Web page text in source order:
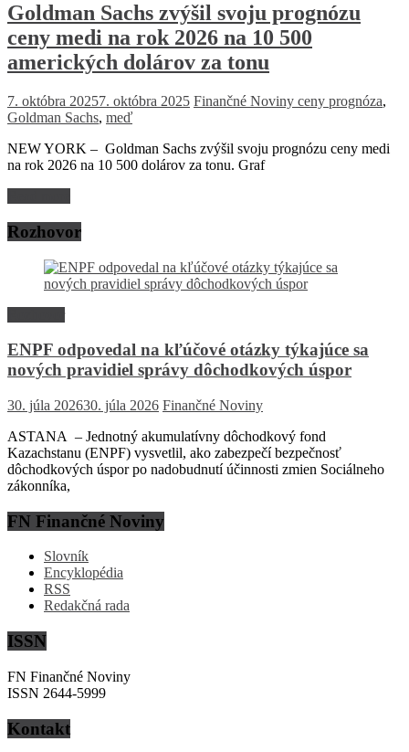
Goldman Sachs zvýšil svoju prognózu
ceny medi na rok 2026 na 10 500
amerických dolárov za tonu
7. októbra 20257. októbra 2025 Finančné Noviny ceny prognóza,
Goldman Sachs, meď
NEW YORK – Goldman Sachs zvýšil svoju prognózu ceny medi
na rok 2026 na 10 500 dolárov za tonu. Graf
Rozhovor
ENPF odpovedal na kľúčové otázky týkajúce sa
nových pravidiel správy dôchodkových úspor
30. júla 202630. júla 2026 Finančné Noviny
ASTANA – Jednotný akumulatívny dôchodkový fond
Kazachstanu (ENPF) vysvetlil, ako zabezpečí bezpečnosť
dôchodkových úspor po nadobudnutí účinnosti zmien Sociálneho
zákonníka,
FN Finančné Noviny
Slovník
Encyklopédia
RSS
Redakčná rada
ISSN
FN Finančné Noviny
ISSN 2644-5999
Kontakt